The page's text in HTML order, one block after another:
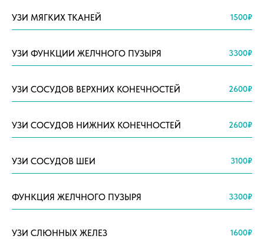
УЗИ МЯГКИХ ТКАНЕЙ 1500₽
УЗИ ФУНКЦИИ ЖЕЛЧНОГО ПУЗЫРЯ 3300₽
УЗИ СОСУДОВ ВЕРХНИХ КОНЕЧНОСТЕЙ 2600₽
УЗИ СОСУДОВ НИЖНИХ КОНЕЧНОСТЕЙ 2600₽
УЗИ СОСУДОВ ШЕИ 3100₽
ФУНКЦИЯ ЖЕЛЧНОГО ПУЗЫРЯ 3300₽
УЗИ СЛЮННЫХ ЖЕЛЕЗ 1600₽